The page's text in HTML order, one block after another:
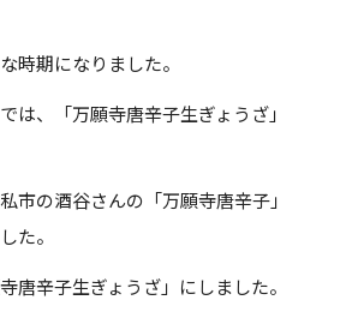
時期になりました。
は、「万願寺唐辛子生ぎょうざ」
市の酒谷さんの「万願寺唐辛子」
た。
唐辛子生ぎょうざ」にしました。